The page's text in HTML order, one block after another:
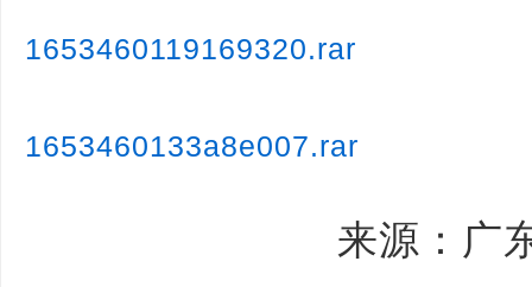
1653460119169320.rar
1653460133a8e007.rar
来源：广